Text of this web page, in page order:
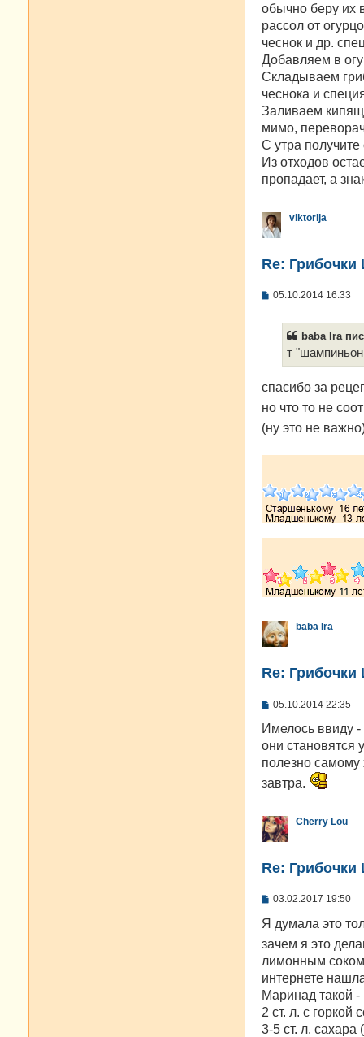
и
е
обычно беру их
рассол от
чеснок и др.
Добaвляем в
Складываем
чеснока и
Заливаем
мимо,
С утра
Из отходов
пропадает, а
viktorija
Re:
С
е
05.10.2014 16:33
baba Ira
т
спасибо за
но что то не
(ну это не
baba Ira
Re:
С
о
щ
е
и
05.10.2014 22:35
Имелось ввиду -
они становятся
полезно самому
завтра.
Cherry Lou
Re:
С
о
б
щ
н
и
е
03.02.2017 19:50
Я думала это
зачем я это
лимонным
интернете
Маринад такой -
2 ст. л. с горкой
3-5 ст. л. сахара